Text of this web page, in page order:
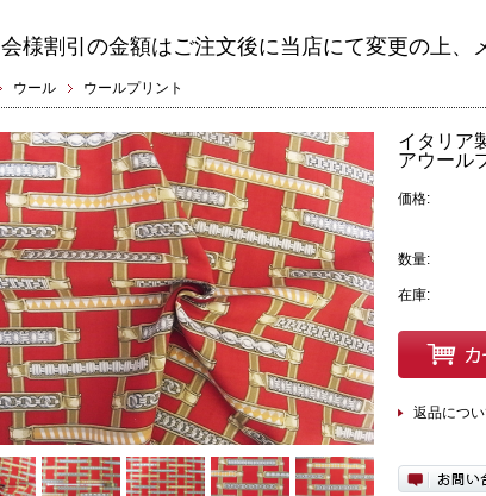
会様割引の金額はご注文後に当店にて変更の上、
ウール ウールプリント
イタリア
アウール
価格:
数量:
在庫:
返品につ